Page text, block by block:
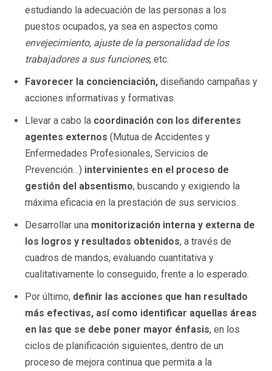
estudiando la adecuación de las personas a los
puestos ocupados, ya sea en aspectos como
envejecimiento, ajuste de la personalidad de los
trabajadores a sus funciones, etc.
Favorecer la concienciación, diseñando campañas y
acciones informativas y formativas.
Llevar a cabo la coordinación con los diferentes
agentes externos (Mutua de Accidentes y
Enfermedades Profesionales, Servicios de
Prevención…) intervinientes en el proceso de
gestión del absentismo, buscando y exigiendo la
máxima eficacia en la prestación de sus servicios.
Desarrollar una monitorización interna y externa de
los logros y resultados obtenidos, a través de
cuadros de mandos, evaluando cuantitativa y
cualitativamente lo conseguido, frente a lo esperado.
Por último, definir las acciones que han resultado
más efectivas, así como identificar aquellas áreas
en las que se debe poner mayor énfasis, en los
ciclos de planificación siguientes, dentro de un
proceso de mejora continua que permita a la